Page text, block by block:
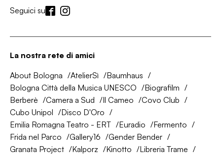
Seguici su
La nostra rete di amici
About Bologna AtelierSì
Baumhaus
Bologna Città della Musica UNESCO
Biografilm
Berberè
Camera a Sud Il Cameo
Covo Club
Cubo Unipol
Disco D'Oro
Emilia Romagna Teatro - ERT
Euradio
Fermento
Frida nel Parco
Gallery16
Gender Bender
Granata Project
Kalporz Kinotto
Libreria Trame